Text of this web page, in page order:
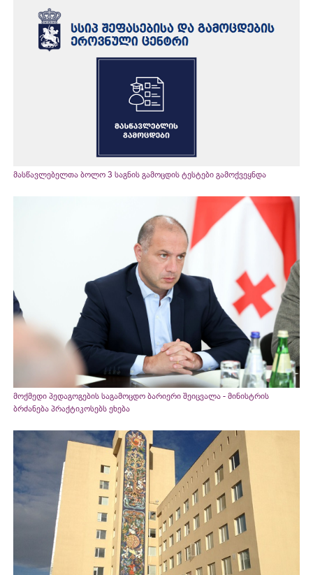
მასწავლებელთა ბოლო 3 საგნის გამოცდის ტესტები გამოქვეყნდა
მოქმედი პედაგოგების საგამოცდო ბარიერი შეიცვალა - მინისტრის
ბრძანება პრაქტიკოსებს ეხება